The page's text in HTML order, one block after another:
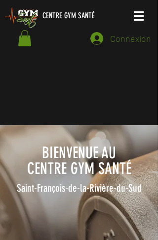
CENTRE GYM SANTÉ
Connexion
BIENVENUE AU
CENTRE GYM SANTÉ
Saint-François-de-la-Rivière-du-Sud